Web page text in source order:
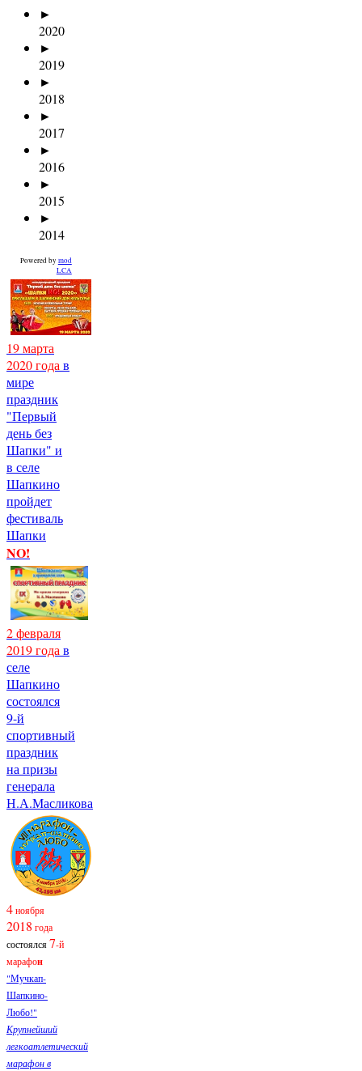
►
2020
►
2019
►
2018
►
2017
►
2016
►
2015
►
2014
Powered by mod
LCA
19 марта
2020 года в
мире
праздник
"Первый
день без
Шапки" и
в селе
Шапкино
пройдет
фестиваль
Шапки
NO!
2 февраля
2019 года в
селе
Шапкино
состоялся
9-й
спортивный
праздник
на призы
генерала
Н.А.Масликова
4ноября
2018 года
состоялся7-й
марафон
"Мучкап-
Шапкино-
Любо!"
Крупнейший
легкоатлетический
марафон в